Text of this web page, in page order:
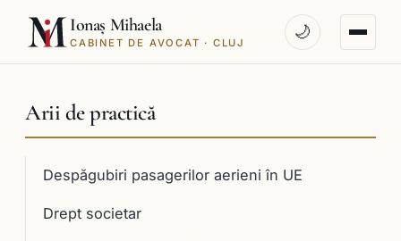
Ionaș Mihaela
CABINET DE AVOCAT · CLUJ
🌙
Arii de practică
Despăgubiri pasagerilor aerieni în UE
Drept societar